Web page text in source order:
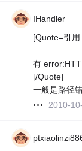
IHandler
[Quote=引
有
[/Quote]
一般是路径
2010-